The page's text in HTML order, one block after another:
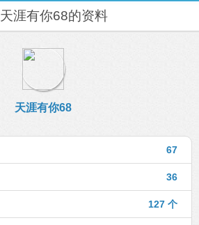
天涯有你68的资料
天涯有你68
67
36
127 个